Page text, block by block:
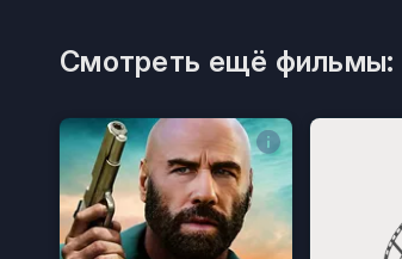
Смотреть ещё фильмы: